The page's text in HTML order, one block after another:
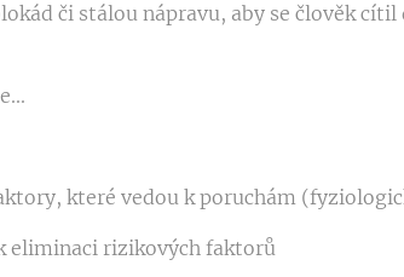
či stálou nápravu, aby se člověk
které vedou k poruchám
eliminaci rizikových faktorů